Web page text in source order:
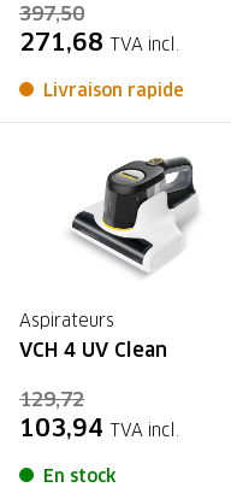
397,50
271,68 TVA incl.
Livraison rapide
Aspirateurs
VCH 4 UV Clean
129,72
103,94 TVA incl.
En stock